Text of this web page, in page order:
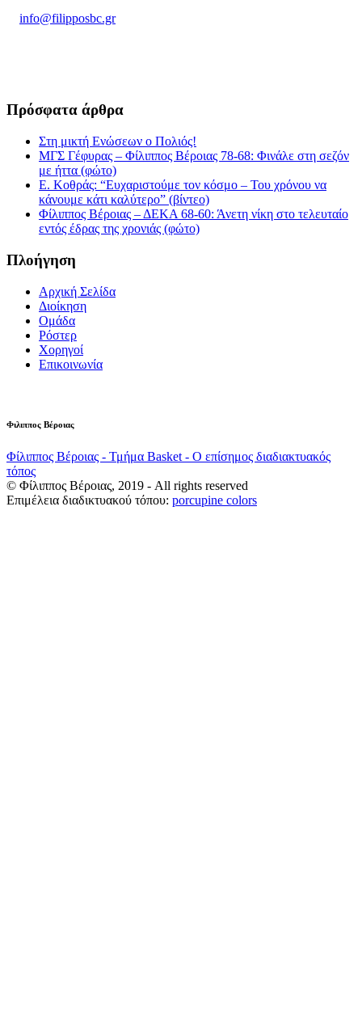
info@filipposbc.gr
Πρόσφατα άρθρα
Στη μικτή Ενώσεων ο Πολιός!
ΜΓΣ Γέφυρας – Φίλιππος Βέροιας 78-68: Φινάλε στη σεζόν
με ήττα (φώτο)
Ε. Κοθράς: “Ευχαριστούμε τον κόσμο – Του χρόνου να
κάνουμε κάτι καλύτερο” (βίντεο)
Φίλιππος Βέροιας – ΔΕΚΑ 68-60: Άνετη νίκη στο τελευταίο
εντός έδρας της χρονιάς (φώτο)
Πλοήγηση
Αρχική Σελίδα
Διοίκηση
Ομάδα
Ρόστερ
Χορηγοί
Επικοινωνία
Φιλιππος Βέροιας
Φίλιππος Βέροιας - Τμήμα Basket - Ο επίσημος διαδιακτυακός
τόπος
© Φίλιππος Βέροιας, 2019 - All rights reserved
Επιμέλεια διαδικτυακού τόπου: porcupine colors